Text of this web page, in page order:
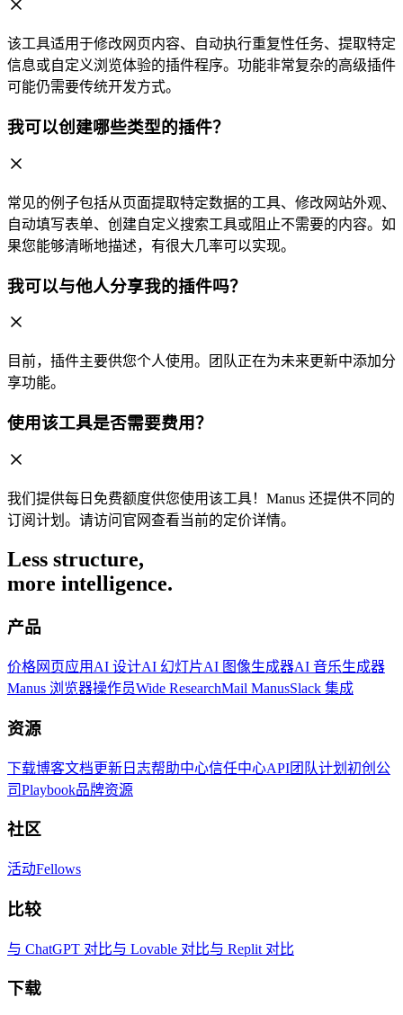
该工具适用于修改网页内容、自动执行重复性任务、提取特定
信息或自定义浏览体验的插件程序。功能非常复杂的高级插件
可能仍需要传统开发方式。
我可以创建哪些类型的插件？
常见的例子包括从页面提取特定数据的工具、修改网站外观、
自动填写表单、创建自定义搜索工具或阻止不需要的内容。如
果您能够清晰地描述，有很大几率可以实现。
我可以与他人分享我的插件吗？
目前，插件主要供您个人使用。团队正在为未来更新中添加分
享功能。
使用该工具是否需要费用？
我们提供每日免费额度供您使用该工具！Manus 还提供不同的
订阅计划。请访问官网查看当前的定价详情。
Less structure,
more intelligence.
产品
价格网页应用 AI 设计AI 幻灯片AI 图像生成器AI 音乐生成器
Manus 浏览器操作员Wide ResearchMail ManusSlack 集成
资源
下载博客文档更新日志帮助中心信任中心API团队计划 初创公
司Playbook品牌资源
社区
活动Fellows
比较
与 ChatGPT 对比与 Lovable 对比与 Replit 对比
下载